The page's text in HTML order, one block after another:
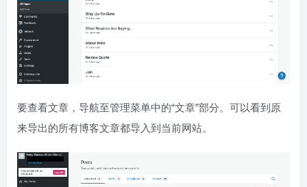
要查看文章，导航至管理菜单中的“文章”部分。可以看到原
来导出的所有博客文章都导入到当前网站。